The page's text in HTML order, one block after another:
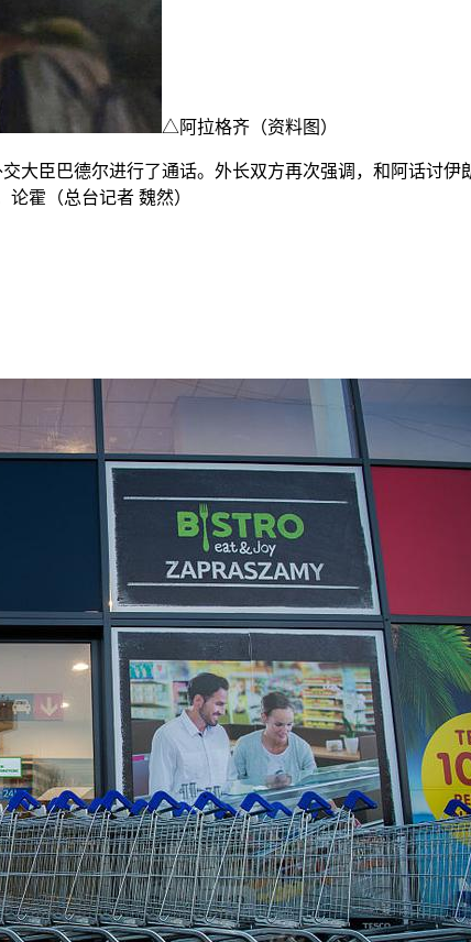
△阿拉格齐（资料图）
大臣巴德尔进行了通话。外长双方再次强调，和阿话讨伊
霍（总台记者 魏然）